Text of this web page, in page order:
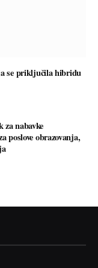
se priključila hibridu
nabavke
poslove obrazovanja,